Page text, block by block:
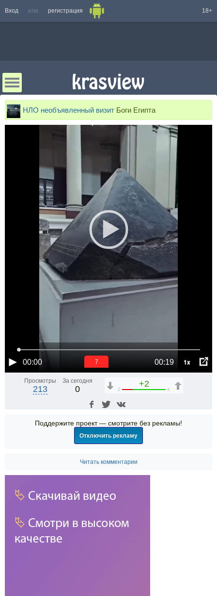
Вход или регистрация 18+
НЛО необъявленный визит Боги Египта
00:00 00:19 1x
6
Просмотры
213
За сегодня
0
+2
2 4
Поддержите проект — смотрите без рекламы!
Отключить рекламу
Читать комментарии